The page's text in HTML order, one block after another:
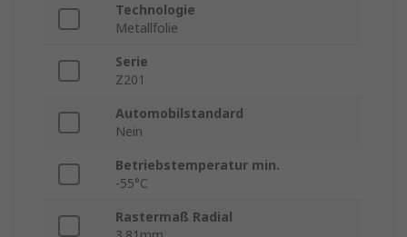
Technologie
Metallfolie
Serie
Z201
Automobilstandard
Nein
Betriebstemperatur min.
-55°C
Rastermaß Radial